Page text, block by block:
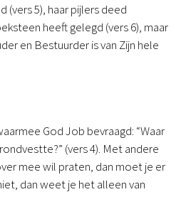
(vers 5), haar pijlers deed
heeft gelegd (vers 6), maar
en Bestuurder is van Zijn hele
God Job bevraagd: “Waar
(vers 4). Met andere
mee wil praten, dan moet je er
dan weet je het alleen van